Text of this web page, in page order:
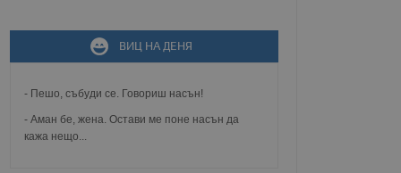
ВИЦ НА ДЕНЯ
- Пешо, събуди се. Говориш насън!
- Аман бе, жена. Остави ме поне насън да
кажа нещо...
зададена от уеб
MVC
известно като
Той не съдържа
при затваряне